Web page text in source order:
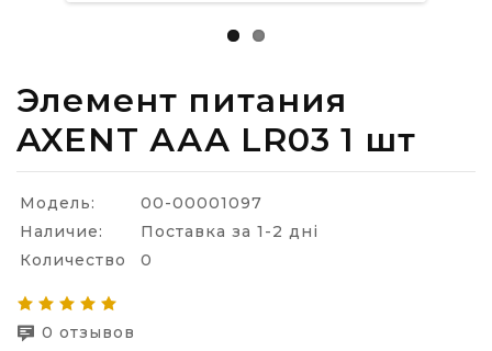
Элемент питания
AXENT ААА LR03 1 шт
Модель:
00-00001097
Наличие:
Поставка за 1-2 дні
Количество
0
0 отзывов